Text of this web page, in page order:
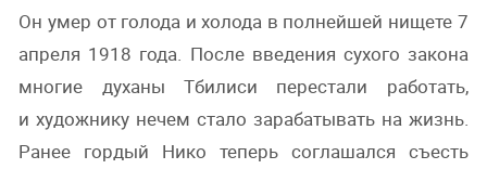
Он умер от голода и холода в полнейшей нищете 7
апреля 1918 года. После введения сухого закона
многие духаны Тбилиси перестали работать,
и художнику нечем стало зарабатывать на жизнь.
Ранее гордый Нико теперь соглашался съесть